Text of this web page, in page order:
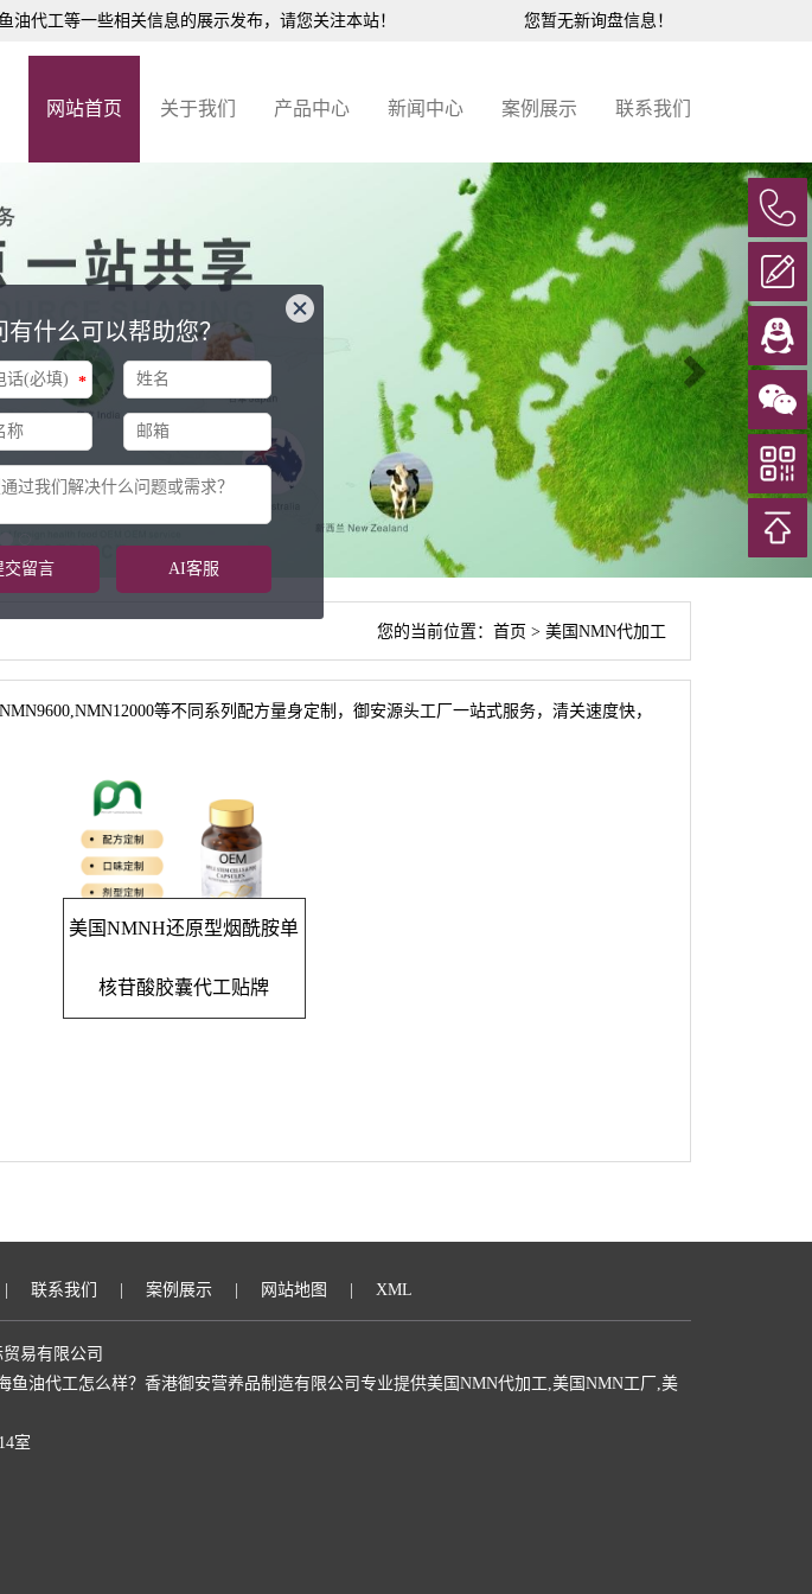
油代工等一些相关信息的展示发布，请您关注本站！ 您暂无新询盘信息！
网站首页 关于我们 产品中心 新闻中心 案例展示 联系我们
Next
您的当前位置： 首页 > 美国NMN代加工
等不同系列配方量身定制，御安源头工厂一站式服务，清关速度快，
美国NMNH还原型烟酰胺单
核苷酸胶囊代工贴牌
联系我们 案例展示 网站地图 XML
易有限公司
油代工怎么样？香港御安营养品制造有限公司专业提供美国NMN代加工,美国NMN工厂,美
室
有什么可以帮助您？
*
交留言 AI客服